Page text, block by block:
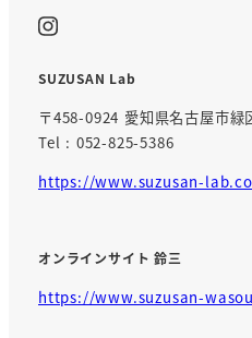
SUZUSAN Lab
〒458-0924 愛知県名古屋市緑
Tel : 052-825-5386
https://www.suzusan-
オンラインサイト 鈴三
https://www.suzusan-